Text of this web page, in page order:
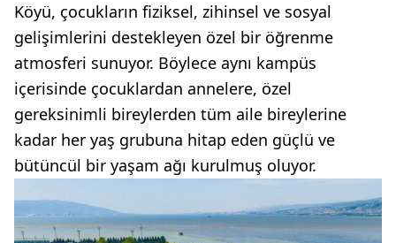
Köyü, çocukların fiziksel, zihinsel ve sosyal
gelişimlerini destekleyen özel bir öğrenme
atmosferi sunuyor. Böylece aynı kampüs
içerisinde çocuklardan annelere, özel
gereksinimli bireylerden tüm aile bireylerine
kadar her yaş grubuna hitap eden güçlü ve
bütüncül bir yaşam ağı kurulmuş oluyor.